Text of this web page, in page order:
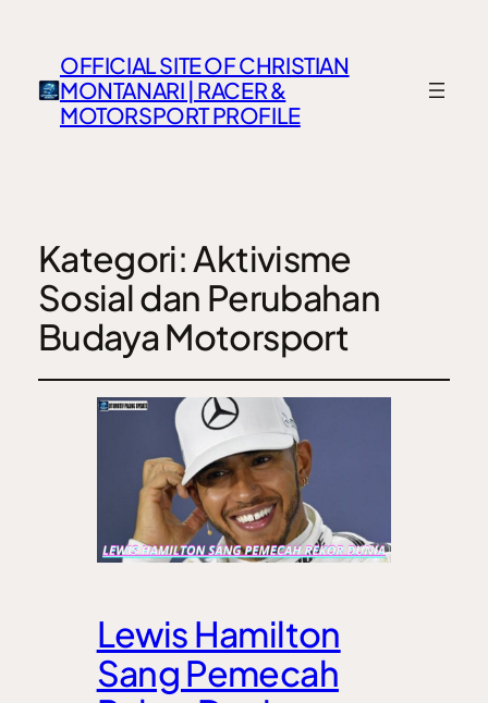
OFFICIAL SITE OF CHRISTIAN
MONTANARI | RACER &
MOTORSPORT PROFILE
Kategori:Aktivisme
Sosial dan Perubahan
Budaya Motorsport
Lewis Hamilton
Sang Pemecah